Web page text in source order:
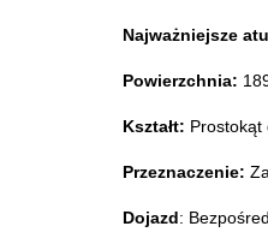
Najważniejsze
Powierzchnia:
Kształt: Prostokąt
Przeznaczenie:
Dojazd: